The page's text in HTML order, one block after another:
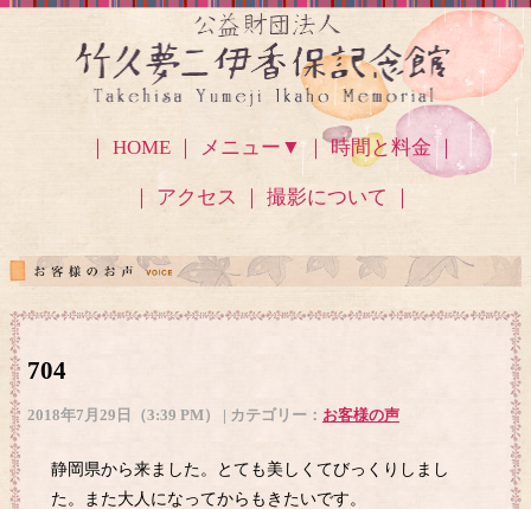
｜ HOME ｜ メニュー▼ ｜ 時間と料金 ｜
｜ アクセス ｜ 撮影について ｜
704
2018年7月29日（3:39 PM） | カテゴリー： お客様の声
静岡県から来ました。とても美しくてびっくりしまし
た。また大人になってからもきたいです。